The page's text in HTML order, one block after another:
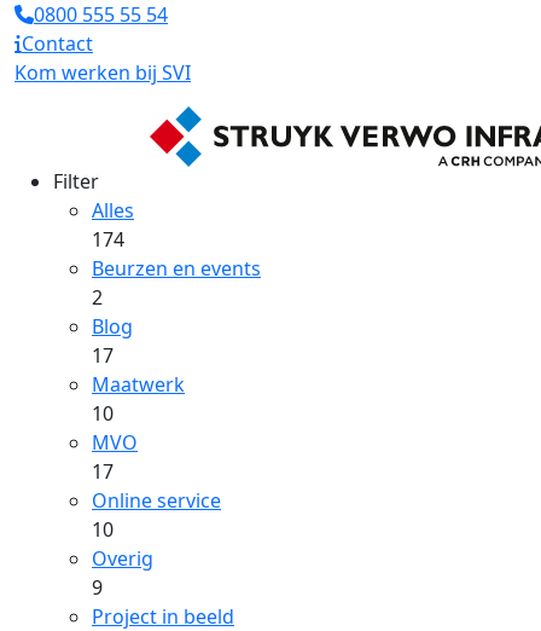
0800 555 55 54
Contact
Kom werken bij SVI
Filter
Alles
174
Beurzen en events
2
Blog
17
Maatwerk
10
MVO
17
Online service
10
Overig
9
Project in beeld